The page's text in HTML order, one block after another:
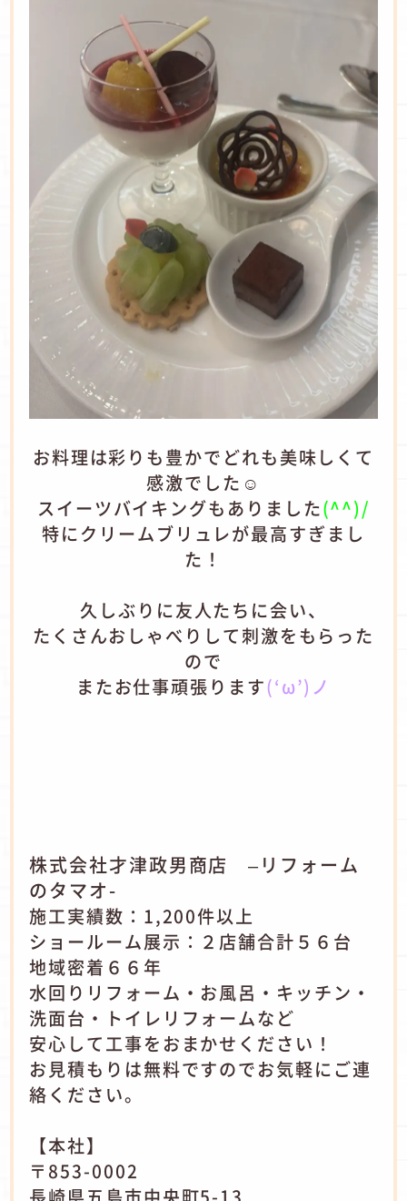
お料理は彩りも豊かでどれも美味しくて
感激でした☺
スイーツバイキングもありました(^^)/
特にクリームブリュレが最高すぎまし
た！
久しぶりに友人たちに会い、
たくさんおしゃべりして刺激をもらった
ので
またお仕事頑張ります(‘ω’)ノ
株式会社才津政男商店 –リフォーム
のタマオ-
施工実績数：1,200件以上
ショールーム展示：２店舗合計５６台
地域密着６６年
水回りリフォーム・お風呂・キッチン・
洗面台・トイレリフォームなど
安心して工事をおまかせください！
お見積もりは無料ですのでお気軽にご連
絡ください。
【本社】
〒853-0002